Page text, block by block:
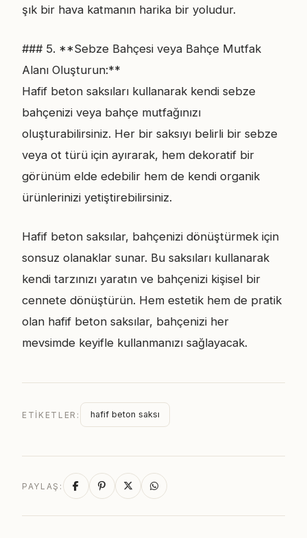
şık bir hava katmanın harika bir yoludur.
### 5. **Sebze Bahçesi veya Bahçe Mutfak
Alanı Oluşturun:**
Hafif beton saksıları kullanarak kendi sebze
bahçenizi veya bahçe mutfağınızı
oluşturabilirsiniz. Her bir saksıyı belirli bir sebze
veya ot türü için ayırarak, hem dekoratif bir
görünüm elde edebilir hem de kendi organik
ürünlerinizi yetiştirebilirsiniz.
Hafif beton saksılar, bahçenizi dönüştürmek için
sonsuz olanaklar sunar. Bu saksıları kullanarak
kendi tarzınızı yaratın ve bahçenizi kişisel bir
cennete dönüştürün. Hem estetik hem de pratik
olan hafif beton saksılar, bahçenizi her
mevsimde keyifle kullanmanızı sağlayacak.
ETIKETLER: hafif beton saksı
PAYLAŞ: